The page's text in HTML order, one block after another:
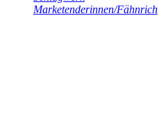
Marketenderinnen/Fähnrich